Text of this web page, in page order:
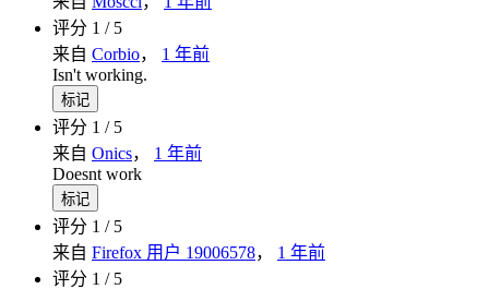
评分 1 / 5
来自 Corbio， 1 年前
Isn't working.
标记
评分 1 / 5
来自 Onics， 1 年前
Doesnt work
标记
评分 1 / 5
来自 Firefox 用户 19006578， 1 年前
评分 1 / 5